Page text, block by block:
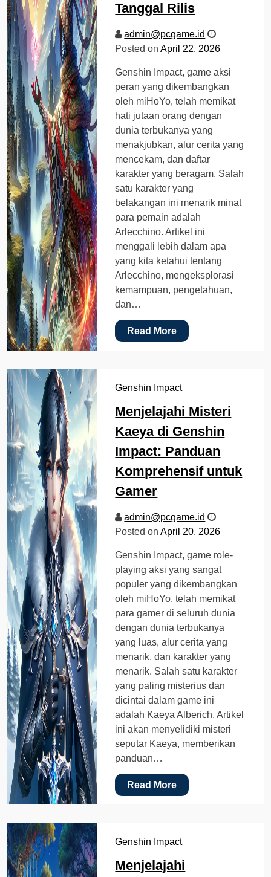
Tanggal Rilis
admin@pcgame.id
Posted onApril 22, 2026
Genshin Impact, game aksi
peran yang dikembangkan
oleh miHoYo, telah memikat
hati jutaan orang dengan
dunia terbukanya yang
menakjubkan, alur cerita yang
mencekam, dan daftar
karakter yang beragam. Salah
satu karakter yang
belakangan ini menarik minat
para pemain adalah
Arlecchino. Artikel ini
menggali lebih dalam apa
yang kita ketahui tentang
Arlecchino, mengeksplorasi
kemampuan, pengetahuan,
dan…
Read More
Genshin Impact
Menjelajahi Misteri
Kaeya di Genshin
Impact: Panduan
Komprehensif untuk
Gamer
admin@pcgame.id
Posted onApril 20, 2026
Genshin Impact, game role-
playing aksi yang sangat
populer yang dikembangkan
oleh miHoYo, telah memikat
para gamer di seluruh dunia
dengan dunia terbukanya
yang luas, alur cerita yang
menarik, dan karakter yang
menarik. Salah satu karakter
yang paling misterius dan
dicintai dalam game ini
adalah Kaeya Alberich. Artikel
ini akan menyelidiki misteri
seputar Kaeya, memberikan
panduan…
Read More
Genshin Impact
Menjelajahi